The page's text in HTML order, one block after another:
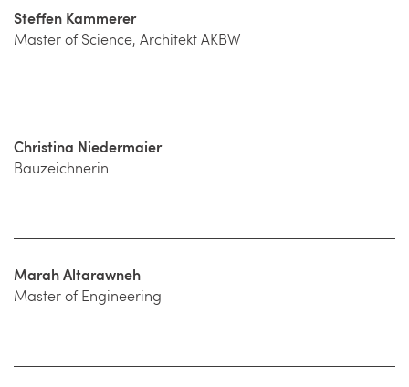
Steffen Kammerer
Master of Science, Architekt AKBW
Christina Niedermaier
Bauzeichnerin
Marah Altarawneh
Master of Engineering